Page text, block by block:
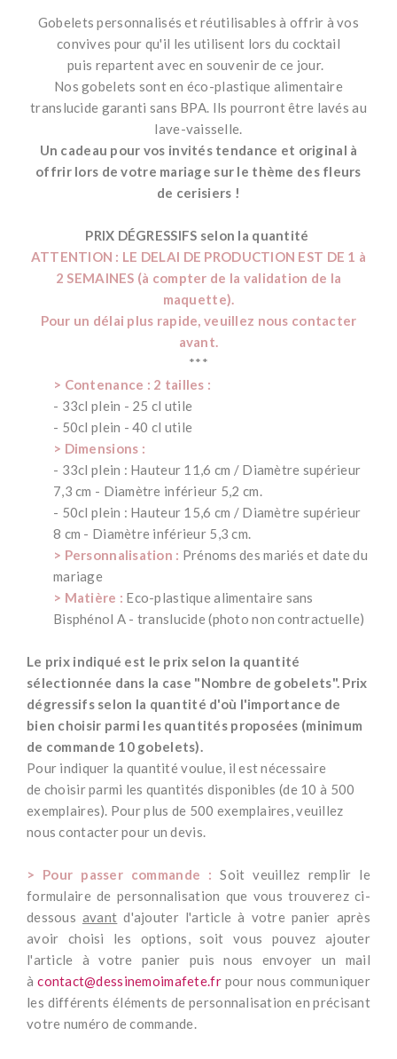
Gobelets personnalisés et réutilisables à offrir à vos
convives pour qu'il les utilisent lors du cocktail
puis repartent avec en souvenir de ce jour.
Nos gobelets sont en éco-plastique alimentaire
translucide garanti sans BPA. Ils pourront être lavés au
lave-vaisselle.
Un cadeau pour vos invités tendance et original à
offrir lors de votre mariage sur le thème des fleurs
de cerisiers !
PRIX DÉGRESSIFS selon la quantité
ATTENTION : LE DELAI DE PRODUCTION EST DE 1 à
2 SEMAINES (à compter de la validation de la
maquette).
Pour un délai plus rapide, veuillez nous contacter
avant.
***
> Contenance : 2 tailles :
- 33cl plein - 25 cl utile
- 50cl plein - 40 cl utile
> Dimensions :
- 33cl plein : Hauteur 11,6 cm / Diamètre supérieur
7,3 cm - Diamètre inférieur 5,2 cm.
- 50cl plein : Hauteur 15,6 cm / Diamètre supérieur
8 cm - Diamètre inférieur 5,3 cm.
> Personnalisation : Prénoms des mariés et date du
mariage
> Matière : Eco-plastique alimentaire sans
Bisphénol A - translucide (photo non contractuelle)
Le prix indiqué est le prix selon la quantité
sélectionnée dans la case "Nombre de gobelets". Prix
dégressifs selon la quantité d'où l'importance de
bien choisir parmi les quantités proposées (minimum
de commande 10 gobelets).
Pour indiquer la quantité voulue, il est nécessaire
de choisir parmi les quantités disponibles (de 10 à 500
exemplaires). Pour plus de 500 exemplaires, veuillez
nous contacter pour un devis.
> Pour passer commande : Soit veuillez remplir le
formulaire de personnalisation que vous trouverez ci-
dessous avant d'ajouter l'article à votre panier après
avoir choisi les options, soit vous pouvez ajouter
l'article à votre panier puis nous envoyer un mail
àcontact@dessinemoimafete.frpour nous communiquer
les différents éléments de personnalisation en précisant
votre numéro de commande.